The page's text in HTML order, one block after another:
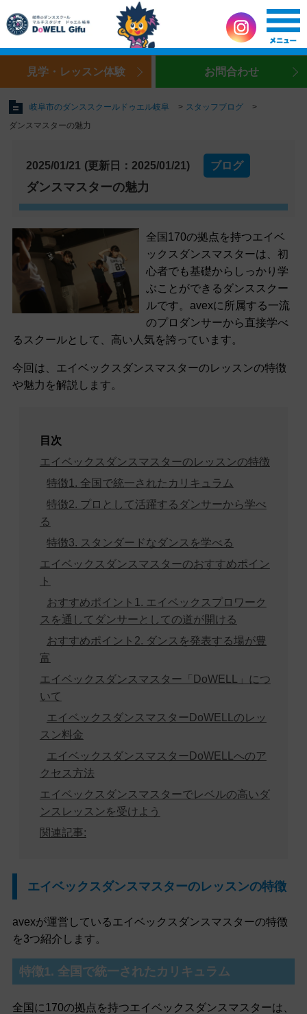
見学・レッスン体験 お問合わせ
岐阜市のダンススクールドゥエル岐阜
スタッフブログ
ダンスマスターの魅力
2025/01/21 (更新日：2025/01/21) ブログ
ダンスマスターの魅力
全国170の拠点を持つエイベ
ックスダンスマスターは、初
心者でも基礎からしっかり学
ぶことができるダンススクー
ルです。avexに所属する一流
のプロダンサーから直接学べ
るスクールとして、高い人気を誇っています。
今回は、エイベックスダンスマスターのレッスンの特徴
や魅力を解説します。
目次
エイベックスダンスマスターのレッスンの特徴
特徴1. 全国で統一されたカリキュラム
特徴2. プロとして活躍するダンサーから学べ
る
特徴3. スタンダードなダンスを学べる
エイベックスダンスマスターのおすすめポイン
ト
おすすめポイント1. エイベックスプロワーク
スを通してダンサーとしての道が開ける
おすすめポイント2. ダンスを発表する場が豊
富
エイベックスダンスマスター「DoWELL」につ
いて
エイベックスダンスマスターDoWELLのレッ
スン料金
エイベックスダンスマスターDoWELLへのア
クセス方法
エイベックスダンスマスターでレベルの高いダ
ンスレッスンを受けよう
関連記事:
エイベックスダンスマスターのレッスンの特徴
avexが運営しているエイベックスダンスマスターの特徴
を3つ紹介します。
特徴1. 全国で統一されたカリキュラム
全国に170の拠点を持つエイベックスダンスマスターは、